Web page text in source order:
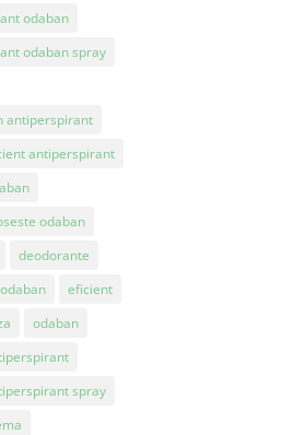
odaban
odaban spray
antiperspirant
antiperspirant
odaban
deodorante
eficient
odaban
spray